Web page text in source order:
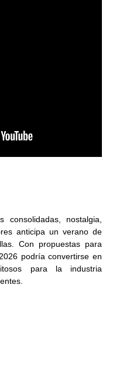
consolidadas, nostalgia,
anticipa un verano de
Con propuestas para
podría convertirse en
para la industria